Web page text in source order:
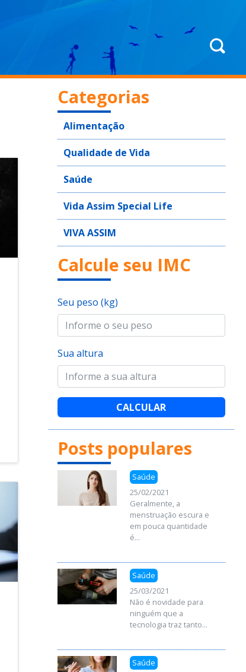
Categorias
Alimentação
Qualidade de Vida
Saúde
Vida Assim Special Life
VIVA ASSIM
Calcule seu IMC
Seu peso (kg)
Sua altura
CALCULAR
Posts populares
Saúde
25/02/2021
Geralmente, a
menstruação escura e
em pouca quantidade
é...
Saúde
25/03/2021
Não é novidade para
ninguém que a
tecnologia traz tanto...
Saúde